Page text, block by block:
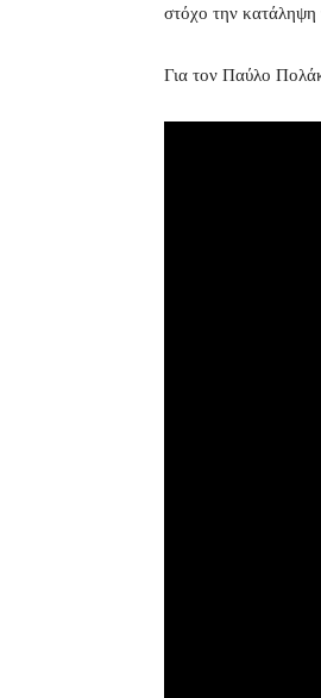
στόχο την κατάληψη
Για τον Παύλο